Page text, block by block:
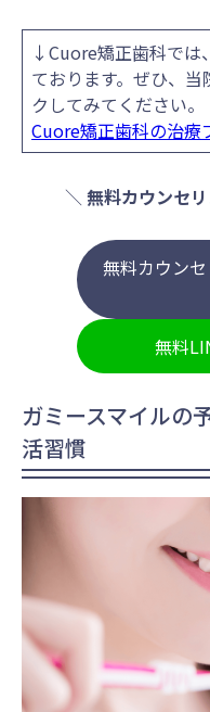
↓Cuore矯正歯科では
ております。ぜひ、
クしてみてください。
Cuore矯正歯科の治療
＼ 無料カウンセ
無料カウン
無料
ガミースマイルの
活習慣